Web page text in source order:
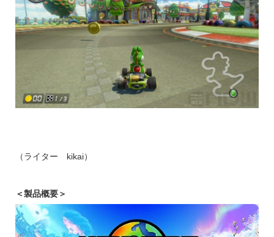
（ライター kikai）
＜製品概要＞